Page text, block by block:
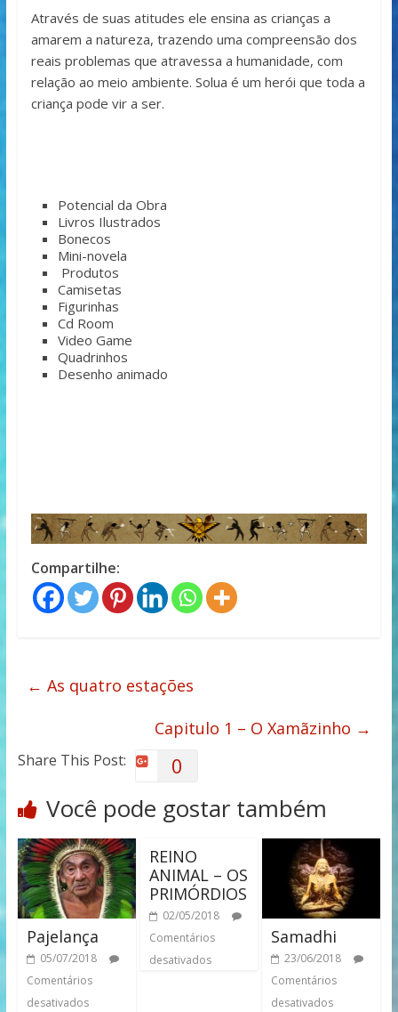
Através de suas atitudes ele ensina as crianças a
amarem a natureza, trazendo uma compreensão dos
reais problemas que atravessa a humanidade, com
relação ao meio ambiente. Solua é um herói que toda a
criança pode vir a ser.
Potencial da Obra
Livros Ilustrados
Bonecos
Mini-novela
Produtos
Camisetas
Figurinhas
Cd Room
Video Game
Quadrinhos
Desenho animado
Compartilhe:
← As quatro estações
Capitulo 1 – O Xamãzinho →
Share This Post: 0
Você pode gostar também
Pajelança
05/07/2018
Comentários
desativados
REINO
ANIMAL – OS
PRIMÓRDIOS
02/05/2018
Comentários
desativados
Samadhi
23/06/2018
Comentários
desativados